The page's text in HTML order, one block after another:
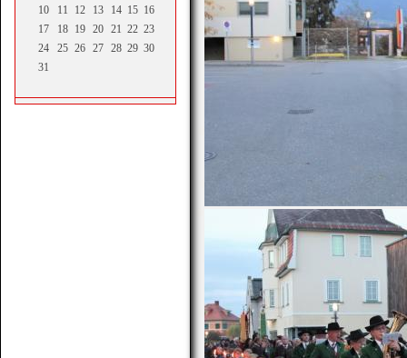
10
11 12 13 14 15 16
17
18 19 20 21 22 23
24
25 26 27 28 29 30
31